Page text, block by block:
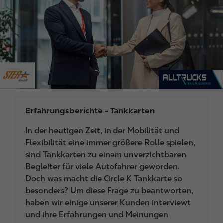
e
Erfahrungsberichte - Tankkarten
In der heutigen Zeit, in der Mobilität und
Flexibilität eine immer größere Rolle spielen,
sind Tankkarten zu einem unverzichtbaren
Begleiter für viele Autofahrer geworden.
Doch was macht die Circle K Tankkarte so
besonders? Um diese Frage zu beantworten,
haben wir einige unserer Kunden interviewt
und ihre Erfahrungen und Meinungen